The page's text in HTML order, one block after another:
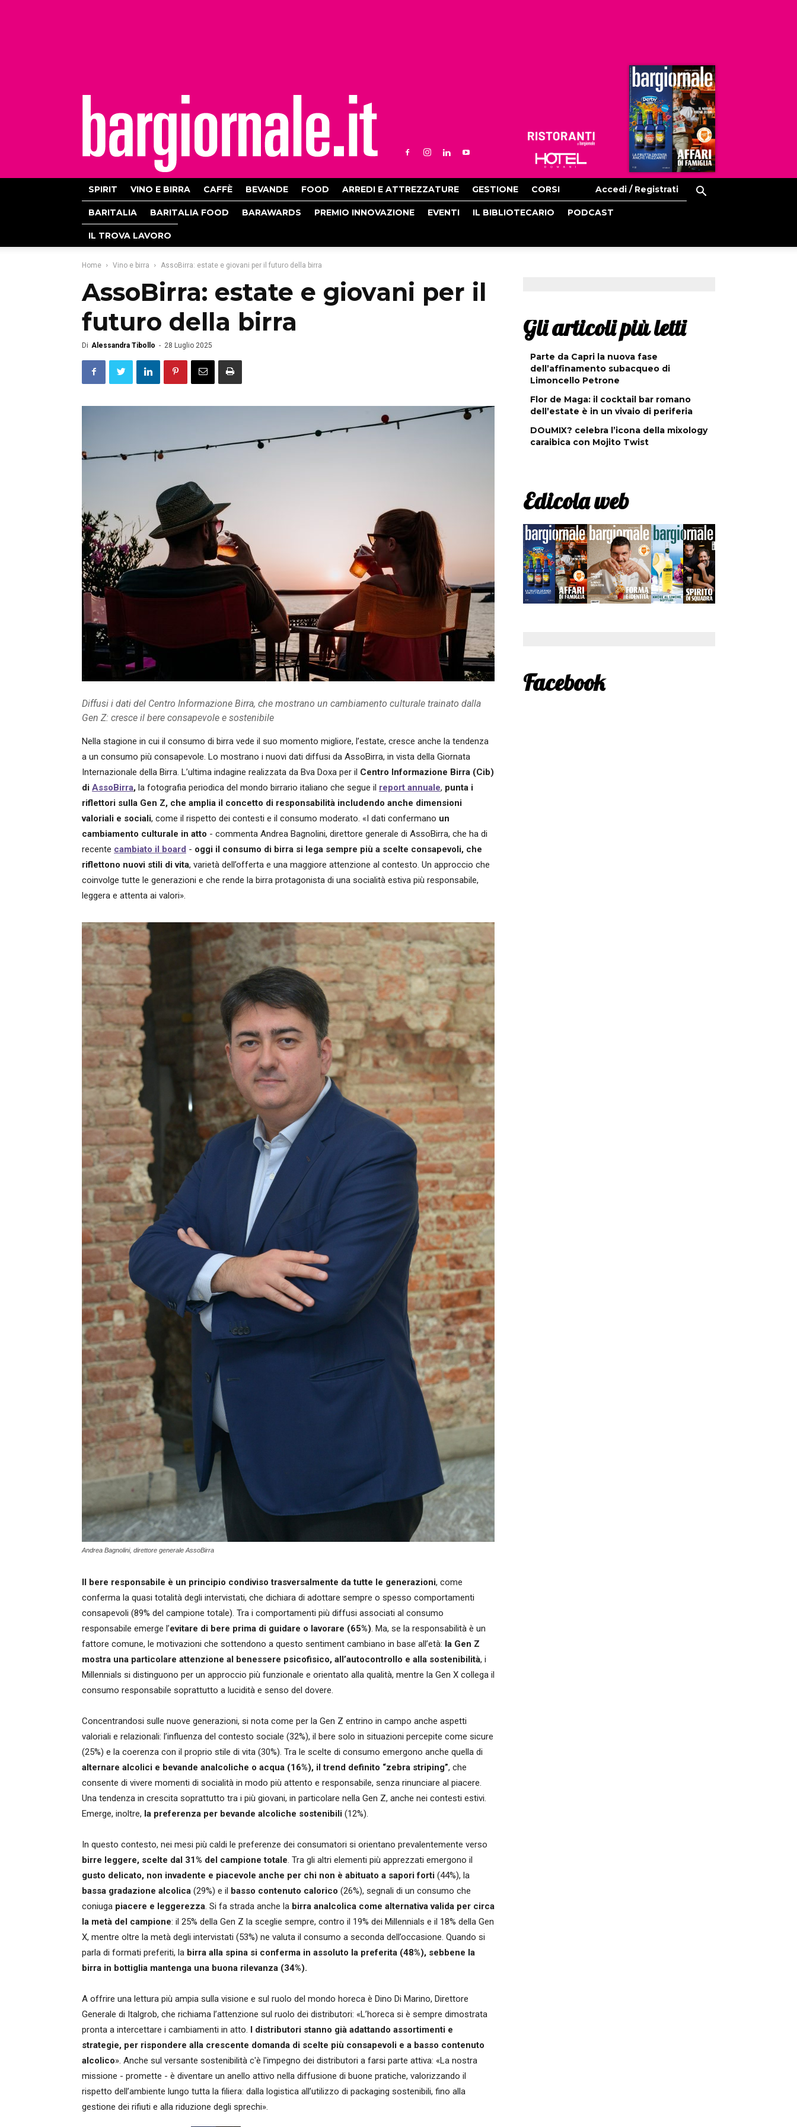
Ristoranti
Hoteldomani
SPIRIT VINO E BIRRA CAFFÈ BEVANDE FOOD ARREDI E ATTREZZATURE GESTIONE CORSI Accedi / Registrati
BARITALIA BARITALIA FOOD BARAWARDS PREMIO INNOVAZIONE EVENTI IL BIBLIOTECARIO PODCAST
IL TROVA LAVORO
Home Vino e birra AssoBirra: estate e giovani per il futuro della birra
AssoBirra: estate e giovani per il
futuro della birra
Di Alessandra Tibollo - 28 Luglio 2025
Diffusi i dati del Centro Informazione Birra, che mostrano un cambiamento culturale trainato dalla
Gen Z: cresce il bere consapevole e sostenibile
Nella stagione in cui il consumo di birra vede il suo momento migliore, l’estate, cresce anche la tendenza
a un consumo più consapevole. Lo mostrano i nuovi dati diffusi da AssoBirra, in vista della Giornata
Internazionale della Birra. L’ultima indagine realizzata da Bva Doxa per il Centro Informazione Birra (Cib)
di AssoBirra, la fotografia periodica del mondo birrario italiano che segue il report annuale, punta i
riflettori sulla Gen Z, che amplia il concetto di responsabilità includendo anche dimensioni
valoriali e sociali, come il rispetto dei contesti e il consumo moderato. «I dati confermano un
cambiamento culturale in atto - commenta Andrea Bagnolini, direttore generale di AssoBirra, che ha di
recente cambiato il board - oggi il consumo di birra si lega sempre più a scelte consapevoli, che
riflettono nuovi stili di vita, varietà dell’offerta e una maggiore attenzione al contesto. Un approccio che
coinvolge tutte le generazioni e che rende la birra protagonista di una socialità estiva più responsabile,
leggera e attenta ai valori».
Andrea Bagnolini, direttore generale AssoBirra
Il bere responsabile è un principio condiviso trasversalmente da tutte le generazioni, come
conferma la quasi totalità degli intervistati, che dichiara di adottare sempre o spesso comportamenti
consapevoli (89% del campione totale). Tra i comportamenti più diffusi associati al consumo
responsabile emerge l’evitare di bere prima di guidare o lavorare (65%). Ma, se la responsabilità è un
fattore comune, le motivazioni che sottendono a questo sentiment cambiano in base all’età: la Gen Z
mostra una particolare attenzione al benessere psicofisico, all’autocontrollo e alla sostenibilità, i
Millennials si distinguono per un approccio più funzionale e orientato alla qualità, mentre la Gen X collega il
consumo responsabile soprattutto a lucidità e senso del dovere.
Concentrandosi sulle nuove generazioni, si nota come per la Gen Z entrino in campo anche aspetti
valoriali e relazionali: l’influenza del contesto sociale (32%), il bere solo in situazioni percepite come sicure
(25%) e la coerenza con il proprio stile di vita (30%). Tra le scelte di consumo emergono anche quella di
alternare alcolici e bevande analcoliche o acqua (16%), il trend definito “zebra striping”, che
consente di vivere momenti di socialità in modo più attento e responsabile, senza rinunciare al piacere.
Una tendenza in crescita soprattutto tra i più giovani, in particolare nella Gen Z, anche nei contesti estivi.
Emerge, inoltre, la preferenza per bevande alcoliche sostenibili (12%).
In questo contesto, nei mesi più caldi le preferenze dei consumatori si orientano prevalentemente verso
birre leggere, scelte dal 31% del campione totale. Tra gli altri elementi più apprezzati emergono il
gusto delicato, non invadente e piacevole anche per chi non è abituato a sapori forti (44%), la
bassa gradazione alcolica (29%) e il basso contenuto calorico (26%), segnali di un consumo che
coniuga piacere e leggerezza. Si fa strada anche la birra analcolica come alternativa valida per circa
la metà del campione: il 25% della Gen Z la sceglie sempre, contro il 19% dei Millennials e il 18% della Gen
X, mentre oltre la metà degli intervistati (53%) ne valuta il consumo a seconda dell’occasione. Quando si
parla di formati preferiti, la birra alla spina si conferma in assoluto la preferita (48%), sebbene la
birra in bottiglia mantenga una buona rilevanza (34%).
A offrire una lettura più ampia sulla visione e sul ruolo del mondo horeca è Dino Di Marino, Direttore
Generale di Italgrob, che richiama l’attenzione sul ruolo dei distributori: «L’horeca si è sempre dimostrata
pronta a intercettare i cambiamenti in atto. I distributori stanno già adattando assortimenti e
strategie, per rispondere alla crescente domanda di scelte più consapevoli e a basso contenuto
alcolico». Anche sul versante sostenibilità c'è l'impegno dei distributori a farsi parte attiva: «La nostra
missione - promette - è diventare un anello attivo nella diffusione di buone pratiche, valorizzando il
rispetto dell’ambiente lungo tutta la filiera: dalla logistica all’utilizzo di packaging sostenibili, fino alla
gestione dei rifiuti e alla riduzione degli sprechi».
Gli articoli più letti
Parte da Capri la nuova fase
dell’affinamento subacqueo di
Limoncello Petrone
Flor de Maga: il cocktail bar romano
dell’estate è in un vivaio di periferia
DOuMIX? celebra l’icona della mixology
caraibica con Mojito Twist
Edicola web
Facebook